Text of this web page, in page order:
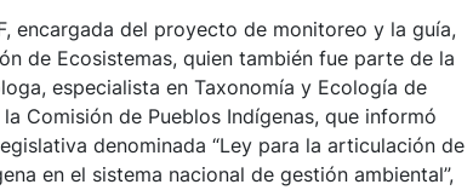
encargada del proyecto de monitoreo y la guía,
de Ecosistemas, quien también fue parte de la
especialista en Taxonomía y Ecología de
Comisión de Pueblos Indígenas, que informó
denominada “Ley para la articulación de
en el sistema nacional de gestión ambiental”,